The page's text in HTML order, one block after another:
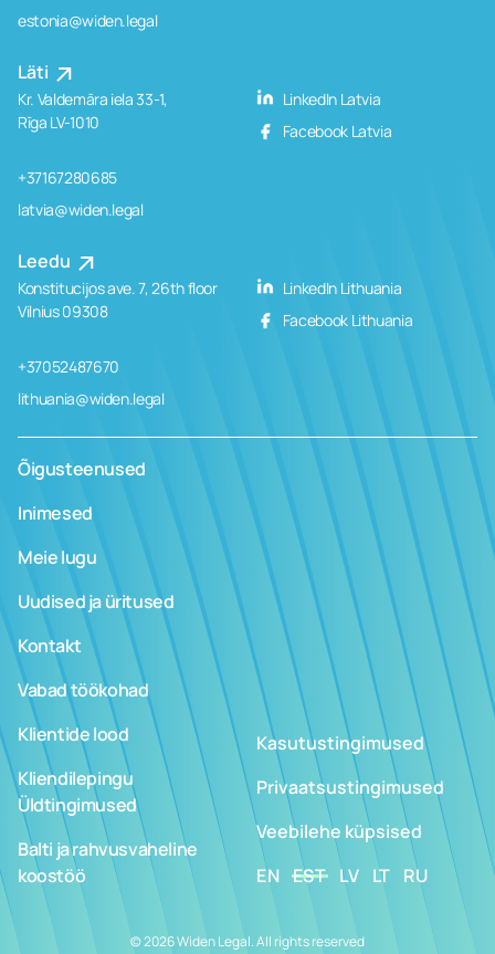
estonia@widen.legal
Läti
Kr. Valdemāra iela 33-1,
Rīga LV-1010
+37167280685
latvia@widen.legal
LinkedIn Latvia
Facebook Latvia
Leedu
Konstitucijos ave. 7, 26th floor
Vilnius 09308
+37052487670
lithuania@widen.legal
LinkedIn Lithuania
Facebook Lithuania
Õigusteenused
Inimesed
Meie lugu
Uudised ja üritused
Kontakt
Vabad töökohad
Klientide lood
Kliendilepingu
Üldtingimused
Balti ja rahvusvaheline
koostöö
Kasutustingimused
Privaatsustingimused
Veebilehe küpsised
EN EST LV LT RU
© 2026 Widen Legal. All rights reserved